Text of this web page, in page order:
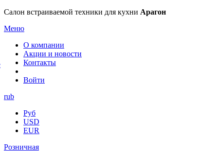
Салон встраиваемой техники для кухни Арагон
Меню
О компании
Акции и новости
Контакты
Войти
rub
Руб
USD
EUR
Розничная